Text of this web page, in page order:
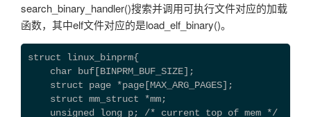
search_binary_handler()搜索并调用可执行文件对应的加载
函数，其中elf文件对应的是load_elf_binary()。
struct linux_binprm{
char buf[BINPRM_BUF_SIZE];
struct page *page[MAX_ARG_PAGES];
struct mm_struct *mm;
unsigned long p; /* current top of mem */